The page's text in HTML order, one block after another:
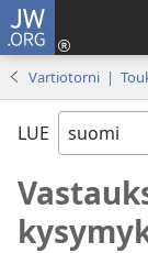
JW.ORG
Vartiotorni |
LUE